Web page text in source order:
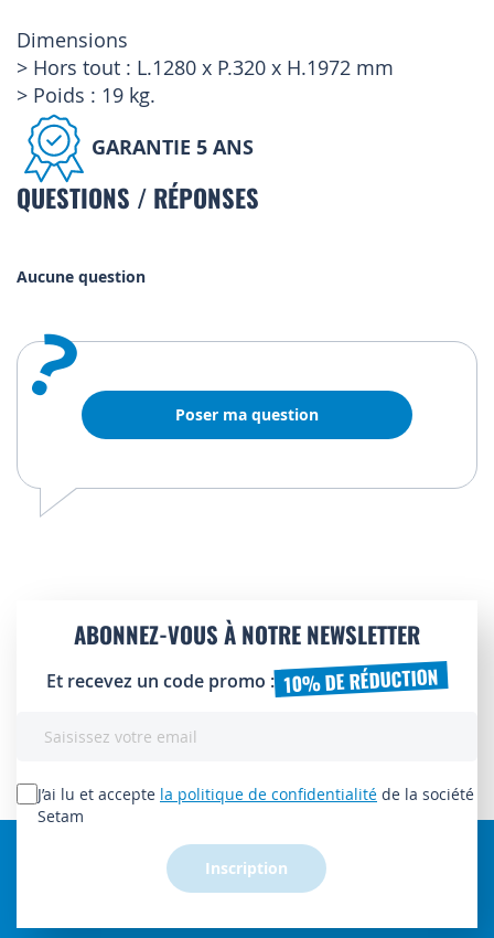
Dimensions
> Hors tout : L.1280 x P.320 x H.1972 mm
> Poids : 19 kg.
GARANTIE 5 ANS
QUESTIONS / RÉPONSES
Aucune question
? Poser ma question
ABONNEZ-VOUS À NOTRE NEWSLETTER
Et recevez un code promo : 10% DE RÉDUCTION
lettre
d’information
J’ai lu et accepte la politique de confidentialité de la société
Setam
Inscription